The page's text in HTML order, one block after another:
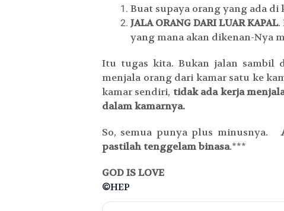
Buat supaya orang yang ada di
JALA ORANG DARI LUAR KAPAL.
yang mana akan dikenan-Nya
Itu tugas kita. Bukan jalan sambil
menjala orang dari kamar satu ke
kamar sendiri, tidak ada kerja
dalam kamarnya.
So, semua punya plus minusnya.
pastilah tenggelam binasa.***
GOD IS LOVE
©HEP